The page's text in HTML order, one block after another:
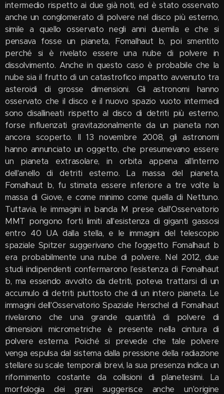
intermedio rispetto ai due già noti, ed è stato osservato
anche un conglomerato di polvere nel disco più esterno,
simile a quello osservato negli anni duemila e che si
pensava fosse un pianeta, Fomalhaut b, poi smentito
perché si è rivelato essere una nube di polvere in
dissolvimento. Anche in questo caso è probabile che la
nube sia il frutto di un catastrofico impatto avvenuto tra
asteroidi di grosse dimensioni. Gli astronomi hanno
osservato che il disco e il nuovo spazio vuoto intermedi
sono disallineati rispetto al disco di detriti più esterno,
forse influenzati gravitazionalmente da un pianeta non
ancora scoperto. Il 13 novembre 2008, gli astronomi
hanno annunciato un oggetto, che presumevano essere
un pianeta extrasolare, in orbita appena all'interno
dell'anello di detriti esterno. La massa del pianeta,
Fomalhaut b, fu stimata essere inferiore a tre volte la
massa di Giove, e come minimo come quella di Nettuno.
Tuttavia, le immagini in banda M prese dall'Osservatorio
MMT pongono forti limiti all'esistenza di giganti gassosi
entro 40 UA dalla stella, e le immagini del telescopio
spaziale Spitzer suggerivano che l'oggetto Fomalhaut b
era probabilmente una nube di polvere. Nel 2012, due
studi indipendenti confermarono l'esistenza di Fomalhaut
b, ma essendo avvolto da detriti, poteva trattarsi di un
accumulo di detriti piuttosto che di un intero pianeta. Le
immagini dell'Osservatorio Spaziale Herschel di Fomalhaut
rivelarono che una grande quantità di polvere di
dimensioni micrometriche è presente nella cintura di
polvere esterna. Poiché si prevede che tale polvere
venga espulsa dal sistema dalla pressione della radiazione
stellare su scale temporali brevi, la sua presenza indica un
rifornimento costante da collisioni di planetesimi. La
morfologia dei grani suggerisce anche un'origine